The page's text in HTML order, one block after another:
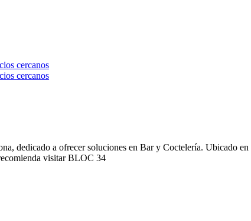
cercanos
cercanos
dedicado a ofrecer soluciones en Bar y Coctelería. Ubicado
visitar BLOC 34